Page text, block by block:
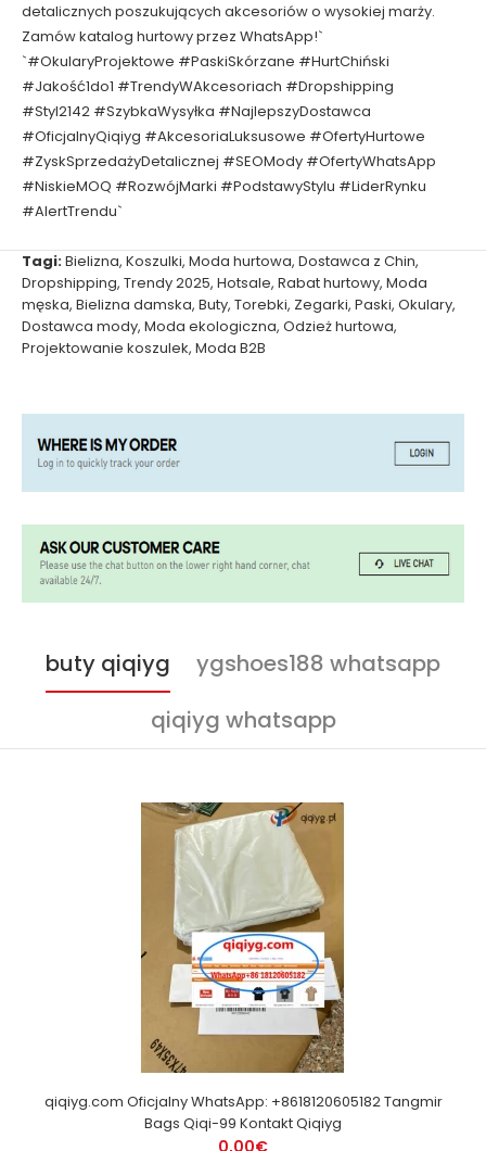
detalicznych poszukujących akcesoriów o wysokiej marży.
Zamów katalog hurtowy przez WhatsApp!`
`#OkularyProjektowe #PaskiSkórzane #HurtChiński
#Jakość1do1 #TrendyWAkcesoriach #Dropshipping
#Styl2142 #SzybkaWysyłka #NajlepszyDostawca
#OficjalnyQiqiyg #AkcesoriaLuksusowe #OfertyHurtowe
#ZyskSprzedażyDetalicznej #SEOMody #OfertyWhatsApp
#NiskieMOQ #RozwójMarki #PodstawyStylu #LiderRynku
#AlertTrendu`
Tagi:Bielizna, Koszulki, Moda hurtowa, Dostawca z Chin,
Dropshipping, Trendy 2025, Hotsale, Rabat hurtowy, Moda
męska, Bielizna damska, Buty, Torebki, Zegarki, Paski, Okulary,
Dostawca mody, Moda ekologiczna, Odzież hurtowa,
Projektowanie koszulek, Moda B2B
buty qiqiyg
ygshoes188 whatsapp
qiqiyg whatsapp
qiqiyg.com Oficjalny WhatsApp: +8618120605182 Tangmir
Bags Qiqi-99 Kontakt Qiqiyg